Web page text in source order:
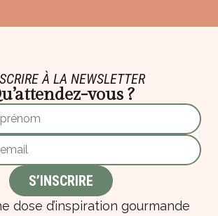
À LA NEWSLETTER
vous ?
dose d’inspiration gourmande